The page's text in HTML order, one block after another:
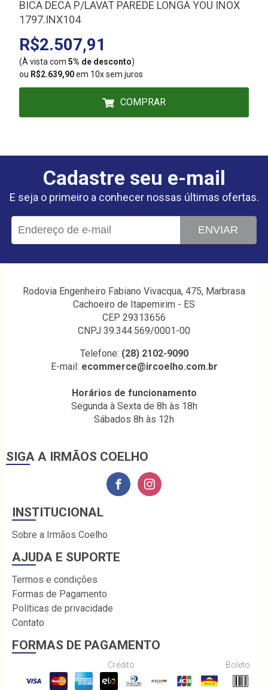
BICA DECA P/LAVAT PAREDE LONGA YOU INOX
1797.INX104
R$2.507,91
(À vista com 5% de desconto)
ou R$2.639,90em 10x sem juros
COMPRAR
Cadastre seu e-mail
E seja o primeiro a conhecer nossas últimas ofertas.
ENVIAR
Rodovia Engenheiro Fabiano Vivacqua, 475, Marbrasa
Cachoeiro de Itapemirim - ES
CEP 29313656
CNPJ 39.344.569/0001-00
Telefone: (28) 2102-9090
E-mail: ecommerce@ircoelho.com.br
Horários de funcionamento
Segunda à Sexta de 8h às 18h
Sábados 8h às 12h
SIGA A IRMÃOS COELHO
INSTITUCIONAL
Sobre a Irmãos Coelho
AJUDA E SUPORTE
Termos e condições
Formas de Pagamento
Políticas de privacidade
Contato
FORMAS DE PAGAMENTO
Crédito Boleto